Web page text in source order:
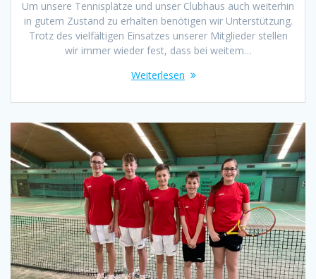
Um unsere Tennisplätze und unser Clubhaus auch weiterhin
in gutem Zustand zu erhalten benötigen wir Unterstützung.
Trotz des vielfältigen Einsatzes unserer Mitglieder stellen
wir immer wieder fest, dass bei weitem…
Weiterlesen